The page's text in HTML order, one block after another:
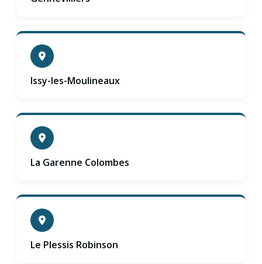
Issy-les-Moulineaux
La Garenne Colombes
Le Plessis Robinson